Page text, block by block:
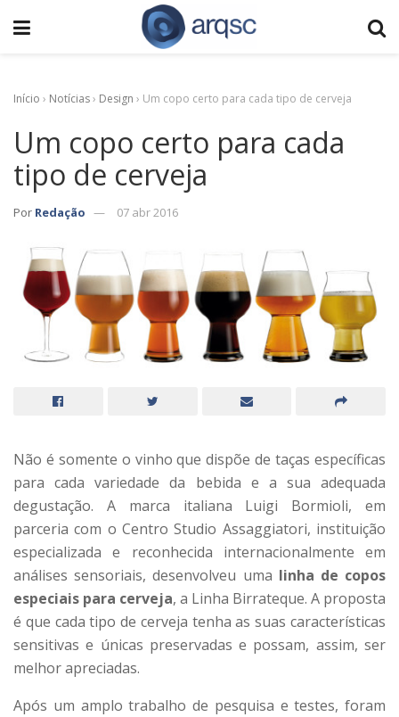
Início › Notícias› Design › Um copo certo para cada tipo de cerveja
Um copo certo para cada
tipo de cerveja
Por Redação 07 abr 2016
Não é somente o vinho que dispõe de taças específicas
para cada variedade da bebida e a sua adequada
degustação. A marca italiana Luigi Bormioli, em
parceria com o Centro Studio Assaggiatori, instituição
especializada e reconhecida internacionalmente em
análises sensoriais, desenvolveu uma linha de copos
especiais para cerveja, a Linha Birrateque. A proposta
é que cada tipo de cerveja tenha as suas características
sensitivas e únicas preservadas e possam, assim, ser
melhor apreciadas.
Após um amplo trabalho de pesquisa e testes, foram